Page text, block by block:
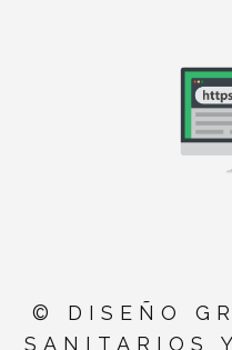
© DISEÑO
SANITARIOS